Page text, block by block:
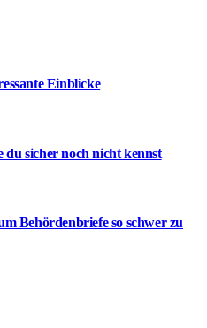
Einblicke
sicher noch nicht kennst
Behördenbriefe so schwer zu